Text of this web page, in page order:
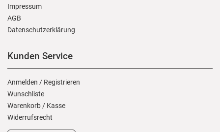
Impressum
AGB
Daten­schutz­erklärung
Kunden Service
Anmelden / Registrieren
Wunschliste
Warenkorb / Kasse
Widerrufs­recht